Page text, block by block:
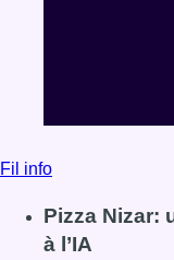
Fil info
Pizza Nizar:
à l’IA